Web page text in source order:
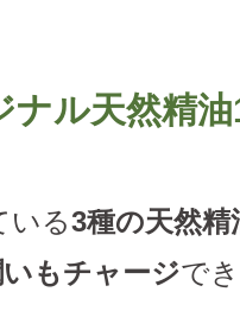
ナル天然精油
いる3種の天然精
もチャージで